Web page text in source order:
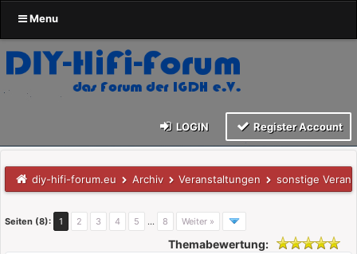
Menu
LOGIN Register Account
diy-hifi-forum.eu Archiv Veranstaltungen sonstige
Seiten (8): 1 2 3 4 5 … 8 Weiter »
Themabewertung: